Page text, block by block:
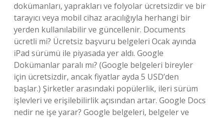
dokümanları, yaprakları ve folyolar ücretsizdir ve bir
tarayıcı veya mobil cihaz aracılığıyla herhangi bir
yerden kullanılabilir ve güncellenir. Documents
ücretli mi? Ücretsiz başvuru belgeleri Ocak ayında
iPad sürümü ile piyasada yer aldı. Google
Dokümanlar paralı mı? (Google belgeleri bireyler
için ücretsizdir, ancak fiyatlar ayda 5 USD’den
başlar.) Şirketler arasındaki popülerlik, ileri sürüm
işlevleri ve erişilebilirlik açısından artar. Google Docs
nedir ne işe yarar? Google belgeleri, belgeler ve